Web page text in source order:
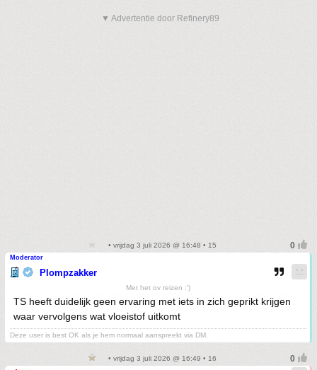
▼ Advertentie door Refinery89
• vrijdag 3 juli 2026 @ 16:48 • 15
Moderator
Plompzakker
Met het ov reizen :')
TS heeft duidelijk geen ervaring met iets in zich geprikt krijgen
waar vervolgens wat vloeistof uitkomt
Deze user is best OK als je hem normaal aanspreekt via DM.
• vrijdag 3 juli 2026 @ 16:49 • 16